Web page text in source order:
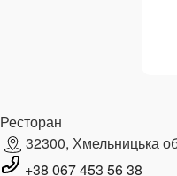
Ресторан
32300, Хмельницька
+38 067 453 56 38